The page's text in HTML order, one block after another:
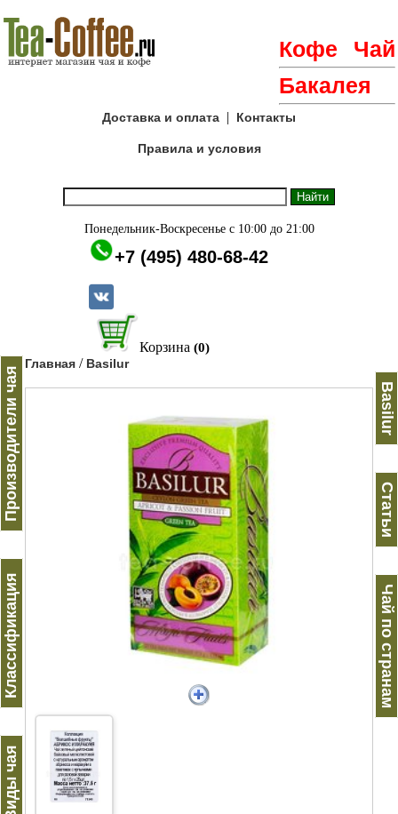
Кофе
Чай
Бакалея
Доставка и оплата | Контакты
Правила и условия
Понедельник-Воскресенье с 10:00 до 21:00
+7 (495) 480-68-42
Корзина (0)
Производители чая
Классификация
Виды чая
Главная / Basilur
Basilur
Статьи
Чай по странам